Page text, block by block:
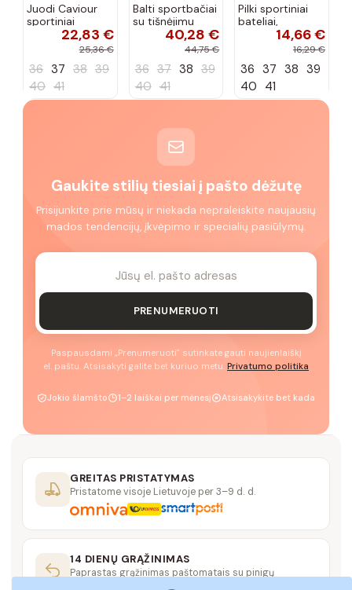
Juodi Caviour
sportiniai
sportbačiai22,83 €
25,36 €
36 37 38 39
40 41
Balti sportbačiai
su tišnėjimu
Peyton40,28 €
44,75 €
36 37 38 39
40 41
Pilki sportiniai
bateliai,
„Justice"14,66 €
16,29 €
36 37 38 39
40 41
Gaukite stilių tiesiai į pašto dėžutę
Prisijunkite prie mūsų ir niekada nepraleiskite naujausių
mados tendencijų, įkvėpimo ir specialių pasiūlymų.
PRENUMERUOTI
Paspausdami „Prenumeruoti" sutinkate gauti naujienlaiškį
el. paštu. Atsisakyti galite bet kuriuo metu. Privatumo politika
Jokio šlamšto 1–2 laiškai per mėnesį Atsisakykite bet kada
GREITAS PRISTATYMAS
Pristatome visoje Lietuvoje per 3–9 d. d.
14 DIENŲ GRĄŽINIMAS
Paprastas grąžinimas paštomatais su pinigų